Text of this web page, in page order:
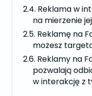
Reklama w
na mierzenie
Reklamę na
możesz
Reklamy na
pozwalają
w interakcję z